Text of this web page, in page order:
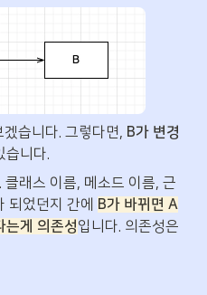
습니다. 그렇다면, B가 변경
습니다.
래스 이름, 메소드 이름, 근
되었던지 간에
B가 바뀌면 A
는게 의존성입니다. 의존성은